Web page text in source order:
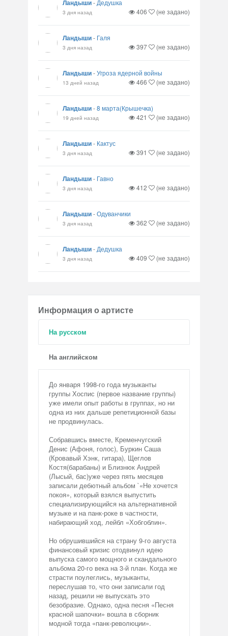
Ландыши- Дедушка
3 дня назад 406 (не задано)
Ландыши- Галя
3 дня назад 397 (не задано)
Ландыши-Угроза ядерной войны
13 дней назад 466 (не задано)
Ландыши-8 марта(Крышечка)
19 дней назад 421 (не задано)
Ландыши- Кактус
3 дня назад 391 (не задано)
Ландыши- Гавно
3 дня назад 412 (не задано)
Ландыши-Одуванчики
3 дня назад 362 (не задано)
Ландыши- Дедушка
3 дня назад 409 (не задано)
Информация о артисте
На русском
На английском
До января 1998-го года музыканты
группы Хоспис (первое название группы)
уже имели опыт работы в группах, но ни
одна из них дальше репетиционной базы
не продвинулась.
Собравшись вместе, Кременчугский
Денис (Афоня, голос), Буркин Саша
(Кровавый Хэнк, гитара), Щеглов
Костя(барабаны) и Близнюк Андрей
(Лысый, бас)уже через пять месяцев
записали дебютный альбом `«Не хочется
покоя», который взялся выпустить
специализирующийся на альтернативной
музыке и на панк-роке в частности,
набирающий ход, лейбл «Хобгоблин».
Но обрушившийся на страну 9-го августа
финансовый кризис отодвинул идею
выпуска самого мощного и скандального
альбома 20-го века на 3-й план. Когда же
страсти поулеглись, музыканты,
переслушав то, что они записали год
назад, решили не выпускать это
безобразие. Однако, одна песня «Песня
красной шапочки» вошла в сборник
модной тогда «панк-революции».